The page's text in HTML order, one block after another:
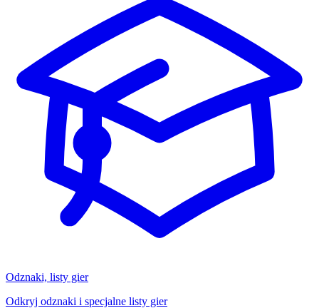
Odznaki, listy gier
Odkryj odznaki i specjalne listy gier